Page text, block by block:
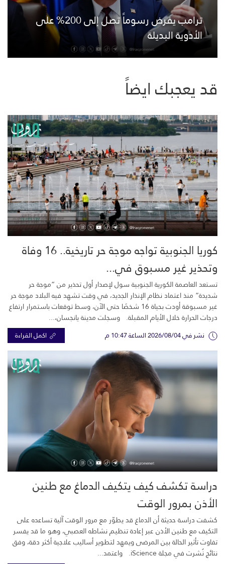
ترامب يفرض رسوماً تصل إلى 200% على
الأدوية البديلة
قد يعجبك ايضاً
كوريا الجنوبية تواجه موجة حر تاريخية.. 16 وفاة
وتحذير غير مسبوق في...
تستعد العاصمة الكورية الجنوبية سول لإصدار أول تحذير من “موجة حر
شديدة” منذ اعتماد نظام الإنذار الجديد، في وقت تشهد فيه البلاد موجة حر
غير مسبوقة أودت بحياة 16 شخصًا حتى الآن، وسط توقعات باستمرار ارتفاع
درجات الحرارة خلال الأيام المقبلة. وسجلت مدينة يانجسان،...
نشر في 2026/08/04 الساعة 10:47 م اكمل القراءة
دراسة تكشف كيف يتكيف الدماغ مع طنين
الأذن بمرور الوقت
كشفت دراسة حديثة أن الدماغ قد يطوّر مع مرور الوقت آلية تساعده على
التكيف مع طنين الأذن عبر إعادة تنظيم نشاطه العصبي، وهو ما قد يفسر
تفاوت تأثير الحالة بين المرضى ويمهد لتطوير أساليب علاجية أكثر دقة، وفق
نتائج نُشرت في مجلة iScience. واعتمد...